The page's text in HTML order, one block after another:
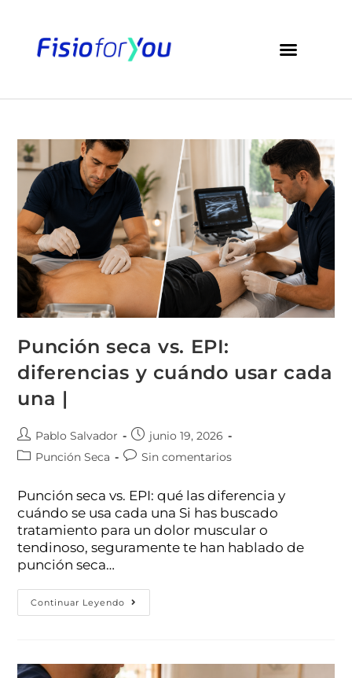
Punción seca vs. EPI:
diferencias y cuándo usar cada
una |
Pablo Salvador
junio 19, 2026
Punción Seca
Sin comentarios
Punción seca vs. EPI: qué las diferencia y
cuándo se usa cada una Si has buscado
tratamiento para un dolor muscular o
tendinoso, seguramente te han hablado de
punción seca…
Continuar Leyendo